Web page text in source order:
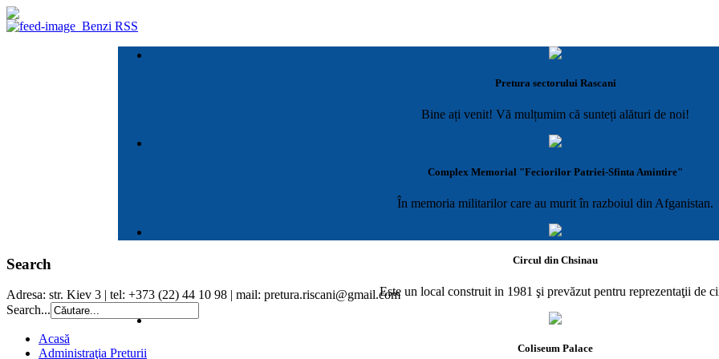
Benzi RSS
Pretura sectorului Rascani
Bine ați venit! Vă mulțumim că sunteți alături de noi!
Complex Memorial "Feciorilor Patriei-Sfinta Amintire"
În memoria militarilor care au murit în razboiul din Afganistan.
Circul din Chsinau
Este un local construit in 1981 şi prevăzut pentru reprezentaţii de
Coliseum Palace
Search
Adresa: str. Kiev 3 | tel: +373 (22) 44 10 98 | mail: pretura.riscani@gmail.com
Search...
Acasă
Administraţia Preturii